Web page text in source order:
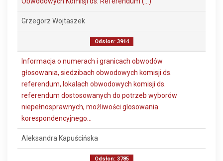
Grzegorz Wojtaszek
Odsłon: 3914
Informacja o numerach i granicach obwodów
głosowania, siedzibach obwodowych komisji ds.
referendum, lokalach obwodowych komisji ds.
referendum dostosowanych do potrzeb wyborów
niepełnosprawnych, możliwości glosowania
korespondencyjnego...
Aleksandra Kapuścińska
Odsłon: 3785